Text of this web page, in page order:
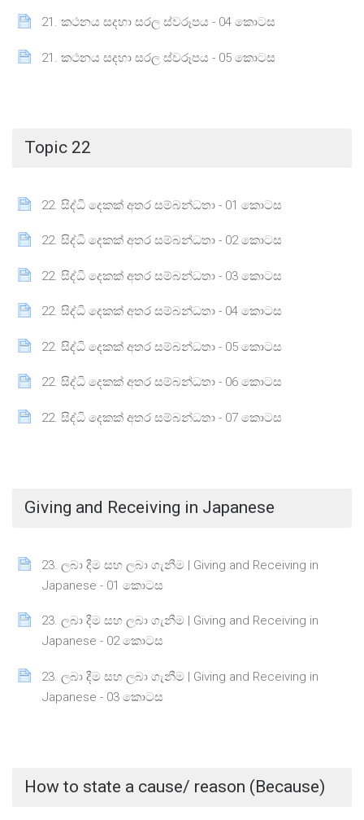
21. කථනය සදහා සරල ස්වරූපය - 04 කොටස
Page
21. කථනය සදහා සරල ස්වරූපය - 05 කොටස
Page
Topic 22
22. සිද්ධි දෙකක් අතර සම්බන්ධතා - 01 කොටස
Page
22. සිද්ධි දෙකක් අතර සම්බන්ධතා - 02 කොටස
Page
22. සිද්ධි දෙකක් අතර සම්බන්ධතා - 03 කොටස
Page
22. සිද්ධි දෙකක් අතර සම්බන්ධතා - 04 කොටස
Page
22. සිද්ධි දෙකක් අතර සම්බන්ධතා - 05 කොටස
Page
22. සිද්ධි දෙකක් අතර සම්බන්ධතා - 06 කොටස
Page
22. සිද්ධි දෙකක් අතර සම්බන්ධතා - 07 කොටස
Page
Giving and Receiving in Japanese
23. ලබා දීම සහ ලබා ගැනීම | Giving and Receiving in
Japanese - 01 කොටස
Page
23. ලබා දීම සහ ලබා ගැනීම | Giving and Receiving in
Japanese - 02 කොටස
Page
23. ලබා දීම සහ ලබා ගැනීම | Giving and Receiving in
Japanese - 03 කොටස
Page
How to state a cause/ reason (Because)